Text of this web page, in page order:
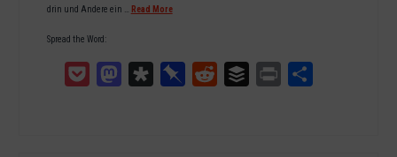
drin und Andere ein … Read More
Spread the Word:
Pocket MastodonDiasporaPinboardReddit Buffer Print